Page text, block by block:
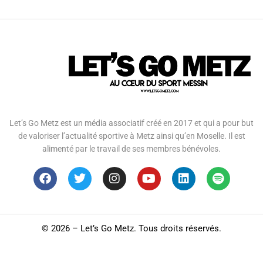
Let’s Go Metz est un média associatif créé en 2017 et qui a pour but
de valoriser l’actualité sportive à Metz ainsi qu’en Moselle. Il est
alimenté par le travail de ses membres bénévoles.
© 2026 – Let’s Go Metz. Tous droits réservés.